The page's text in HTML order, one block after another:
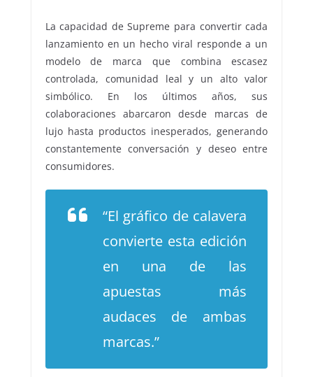
La capacidad de Supreme para convertir cada
lanzamiento en un hecho viral responde a un
modelo de marca que combina escasez
controlada, comunidad leal y un alto valor
simbólico. En los últimos años, sus
colaboraciones abarcaron desde marcas de
lujo hasta productos inesperados, generando
constantemente conversación y deseo entre
consumidores.
“El gráfico de calavera
convierte esta edición
en una de las
apuestas más
audaces de ambas
marcas.”